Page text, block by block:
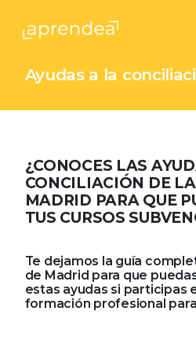
Ayudas a la
¿CONOCES LAS
CONCILIACIÓN DE
MADRID PARA QUE
TUS CURSOS
Te dejamos la guía
de Madrid para que
estas ayudas si participas
formación profesional